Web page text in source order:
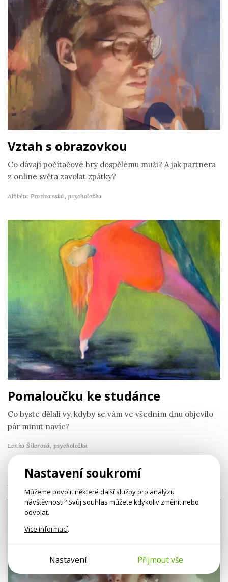
Vztah s obrazovkou
Co dávají počítačové hry dospělému muži? A jak partnera
z online světa zavolat zpátky?
Alžběta Protivanská,psycholožka
Pomaloučku ke studánce
Co byste dělali vy, kdyby se vám ve všedním dnu objevilo
pár minut navíc?
Lenka Šilerová, psycholožka
AUDIOBOOKY K POSLECHU
Nastavení soukromí
Můžeme povolit některé další služby pro analýzu
návštěvnosti? Svůj souhlas můžete kdykoliv změnit nebo
odvolat.
Více informací.
Nastavení Přijmout vše